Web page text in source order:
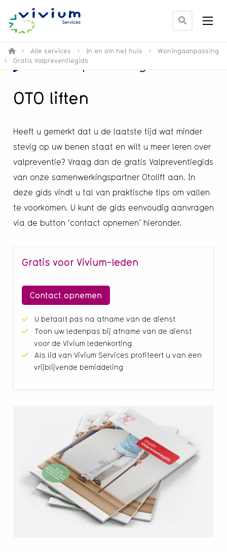
Ga
zoek
Menu
> Alle services > In en om het huis >
Woningaanpassing
>
Gratis Valpreventiegids
Gratis Valpreventiegids
OTO liften
Heeft u gemerkt dat u de laatste tijd wat minder
stevig op uw benen staat en wilt u meer leren over
valpreventie? Vraag dan de gratis Valpreventiegids
van onze samenwerkingspartner Otolift aan. In
deze gids vindt u tal van praktische tips om vallen
te voorkomen. U kunt de gids eenvoudig aanvragen
via de button ‘contact opnemen’ hieronder.
Gratis voor Vivium-leden
Contact opnemen
U betaalt pas na afname van de dienst
Toon uw ledenpas bij afname van de dienst
voor de Vivium ledenkorting
Als lid van Vivium Services profiteert u van een
vrijblijvende bemiddeling